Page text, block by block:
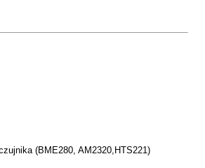
(BME280, AM2320,HTS221)